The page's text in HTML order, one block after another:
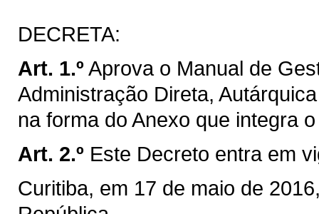
DECRETA:
Art. 1.º Aprova o Manual de
Administração Direta,
na forma do Anexo que integra
Art. 2.º Este Decreto entra em
Curitiba, em 17 de maio de